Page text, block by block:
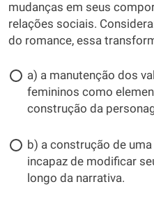
mudanças em seus
relações sociais.
do romance, essa
a) a manutenção dos
femininos como
construção da
b) a construção de
incapaz de modificar
longo da narrativa.